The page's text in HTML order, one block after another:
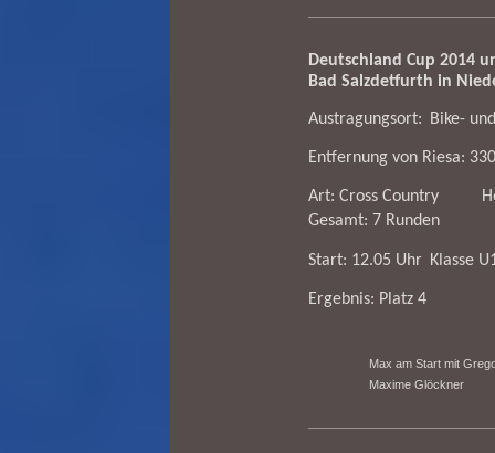
Deutschland Cup 2014
Bad Salzdetfurth in
Austragungsort: Bike-
Entfernung von Riesa:
Art: Cross Country
Gesamt: 7 Runden
Start: 12.05 Uhr Klasse
Ergebnis: Platz 4
Max am Start mit
Maxime Glöckner